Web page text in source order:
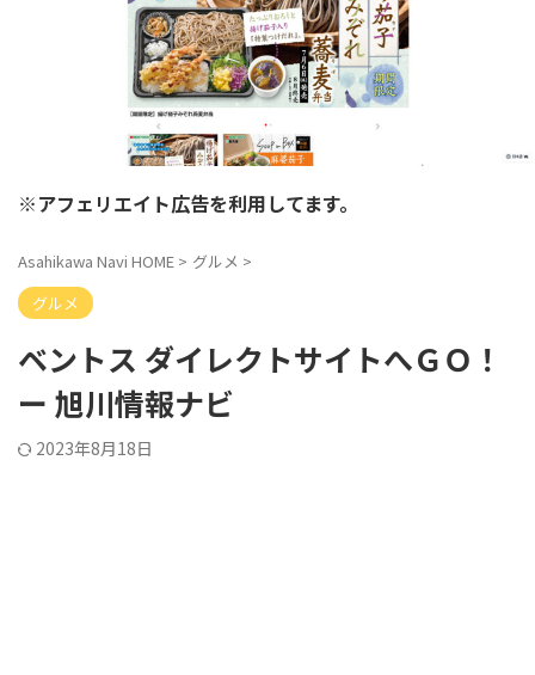
※アフェリエイト広告を利用してます。
Asahikawa Navi HOME > グルメ >
グルメ
ベントス ダイレクトサイトへＧＯ！
ー 旭川情報ナビ
2023年8月18日